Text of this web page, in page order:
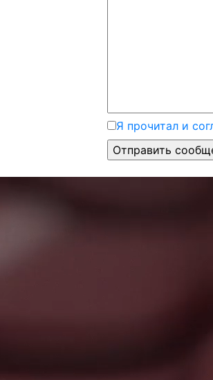
Я прочитал и